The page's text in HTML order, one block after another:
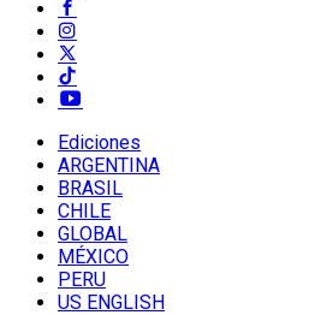
Ediciones
ARGENTINA
BRASIL
CHILE
GLOBAL
MÉXICO
PERU
US ENGLISH